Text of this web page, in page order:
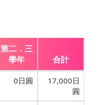
第二．三
學年
合計
0日圓
17,000日
圓